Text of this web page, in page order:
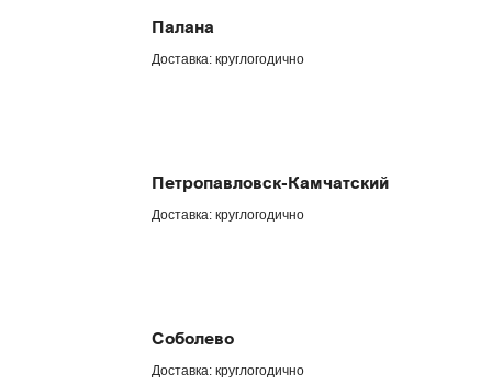
Палана
Доставка: круглогодично
Петропавловск-Камчатский
Доставка: круглогодично
Соболево
Доставка: круглогодично